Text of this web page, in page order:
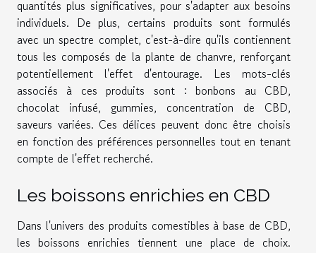
quantités plus significatives, pour s'adapter aux besoins
individuels. De plus, certains produits sont formulés
avec un spectre complet, c'est-à-dire qu'ils contiennent
tous les composés de la plante de chanvre, renforçant
potentiellement l'effet d'entourage. Les mots-clés
associés à ces produits sont : bonbons au CBD,
chocolat infusé, gummies, concentration de CBD,
saveurs variées. Ces délices peuvent donc être choisis
en fonction des préférences personnelles tout en tenant
compte de l'effet recherché.
Les boissons enrichies en CBD
Dans l'univers des produits comestibles à base de CBD,
les boissons enrichies tiennent une place de choix.